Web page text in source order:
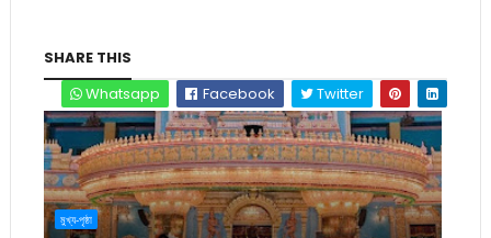
SHARE THIS
Whatsapp
Facebook Twitter
মুখ্য-পৃষ্ঠা